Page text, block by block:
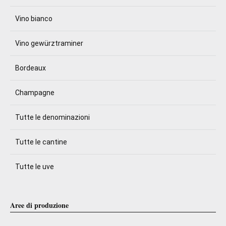
Vino bianco
Vino gewürztraminer
Bordeaux
Champagne
Tutte le denominazioni
Tutte le cantine
Tutte le uve
Aree di produzione